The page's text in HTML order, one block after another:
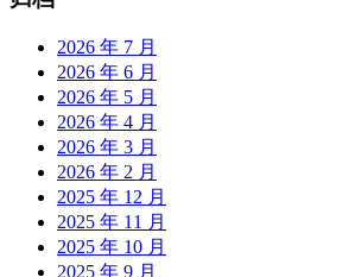
2026 年 7 月
2026 年 6 月
2026 年 5 月
2026 年 4 月
2026 年 3 月
2026 年 2 月
2025 年 12 月
2025 年 11 月
2025 年 10 月
2025 年 9 月